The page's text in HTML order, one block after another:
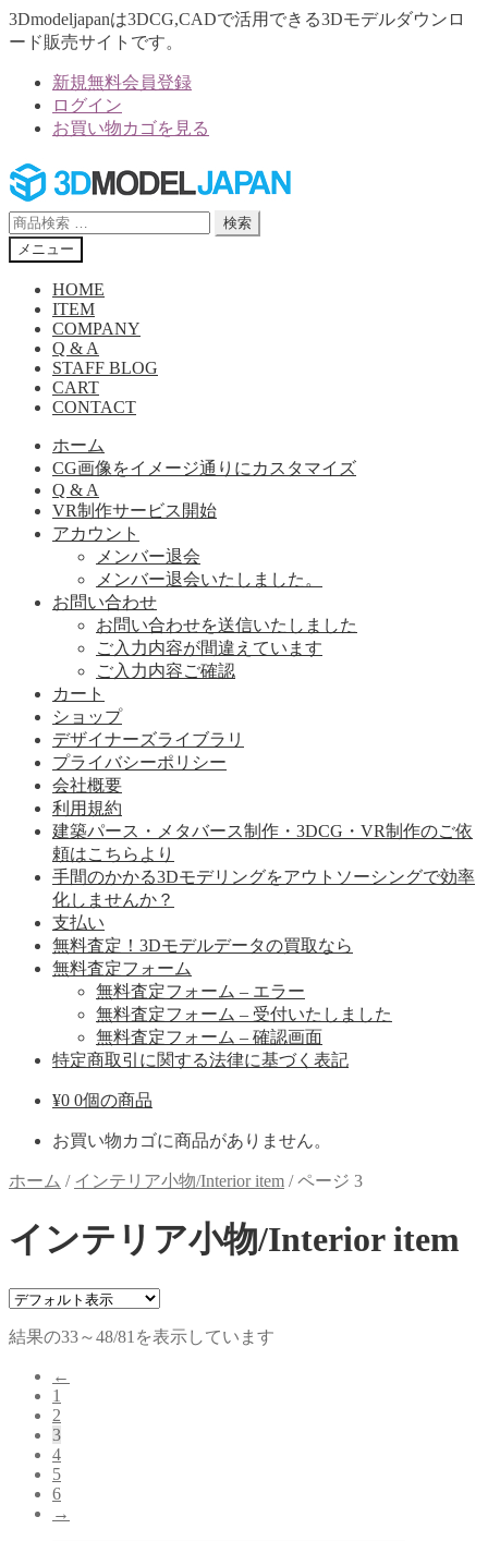
3Dmodeljapanは3DCG,CADで活用できる3Dモデルダウンロ
ード販売サイトです。
新規無料会員登録
ログイン
お買い物カゴを見る
ナ
ビ
ゲ
ー
シ
コ
ン
テ
ン
ツ
検
索
対
検索
メニュー
HOME
ITEM
COMPANY
Q & A
STAFF BLOG
CART
CONTACT
ホーム
CG画像をイメージ通りにカスタマイズ
Q & A
VR制作サービス開始
アカウント
メンバー退会
メンバー退会いたしました。
お問い合わせ
お問い合わせを送信いたしました
ご入力内容が間違えています
ご入力内容ご確認
カート
ショップ
デザイナーズライブラリ
プライバシーポリシー
会社概要
利用規約
建築パース・メタバース制作・3DCG・VR制作のご依
頼はこちらより
手間のかかる3Dモデリングをアウトソーシングで効率
化しませんか？
支払い
無料査定！3Dモデルデータの買取なら
無料査定フォーム
無料査定フォーム – エラー
無料査定フォーム – 受付いたしました
無料査定フォーム – 確認画面
特定商取引に関する法律に基づく表記
¥0 0個の商品
お買い物カゴに商品がありません。
ホーム / インテリア小物/Interior item /ページ 3
インテリア小物/Interior item
結果の33～48/81を表示しています
←
1
2
3
4
5
6
→